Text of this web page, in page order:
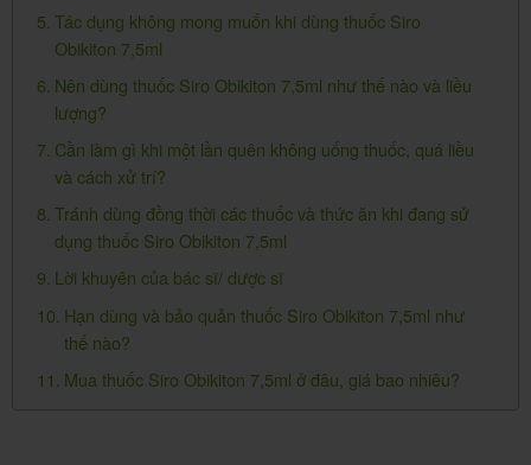
-Canxi có thể gây rối loạn tiêu hóa: táo bón, đầy hơi,
-Vitamin B1: hiếm gặp, triệu chứng thường dị ứng.
-Vitamin B2: dùng liều cao có thể làm đổi màu nước
nghiệm nước tiểu.
-Vitamin B6: dùng liều cao dài ngày (200mg mỗi ngày
trong 2 tháng) có thể gây tăng mức độ nặng của
bệnh thần kinh ngoại biên.
-Vitamin D3: không gây độc ở liều sinh lý, ở liều cao
Tác dụng không mong muốn khi dùng thuốc Siro
Obikiton 7,5ml
Nên dùng thuốc Siro Obikiton 7,5ml như thế nào và liều
lượng?
Cần làm gì khi một lần quên không uống thuốc, quá liều
và cách xử trí?
Tránh dùng đồng thời các thuốc và thức ăn khi đang sử
dụng thuốc Siro Obikiton 7,5ml
Lời khuyên của bác sĩ/ dược sĩ
Hạn dùng và bảo quản thuốc Siro Obikiton 7,5ml như
thế nào?
Mua thuốc Siro Obikiton 7,5ml ở đâu, giá bao nhiêu?